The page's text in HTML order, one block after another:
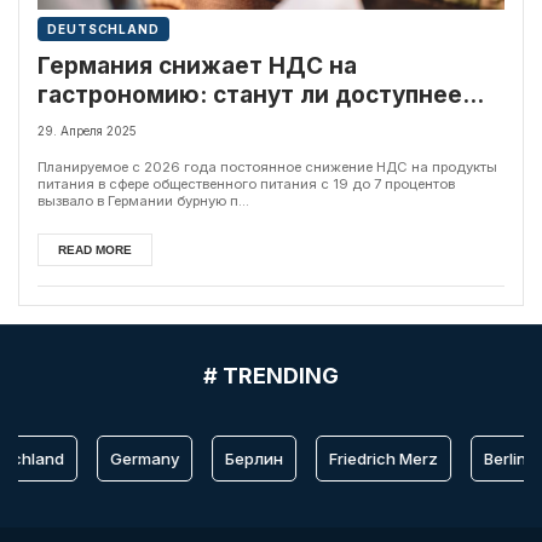
DEUTSCHLAND
Германия снижает НДС на
гастрономию: станут ли доступнее
немецкие рестораны?
29. Апреля 2025
Планируемое с 2026 года постоянное снижение НДС на продукты
питания в сфере общественного питания с 19 до 7 процентов
вызвало в Германии бурную п...
READ MORE
# TRENDING
Germany Берлин Friedrich Merz Berlin